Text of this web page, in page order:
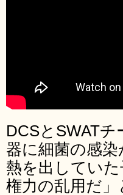
DCSとSWAT
器に細菌の感
熱を出してい
権力の乱用だ